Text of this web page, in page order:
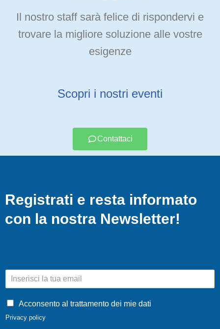
Il nostro staff sarà felice di rispondervi e
trovare la migliore soluzione alle vostre
esigenze
Scopri i nostri eventi
Contattaci
Registrati e resta informato
con la nostra Newsletter!
m
l
Acconsento al trattamento dei mie dati
Privacy policy